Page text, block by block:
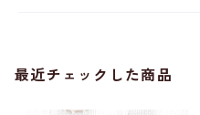
最近チェックした商品